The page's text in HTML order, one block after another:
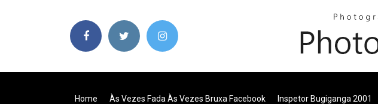
Home Às Vezes Fada Às Vezes Bruxa Facebook Inspetor Bugiganga 2001